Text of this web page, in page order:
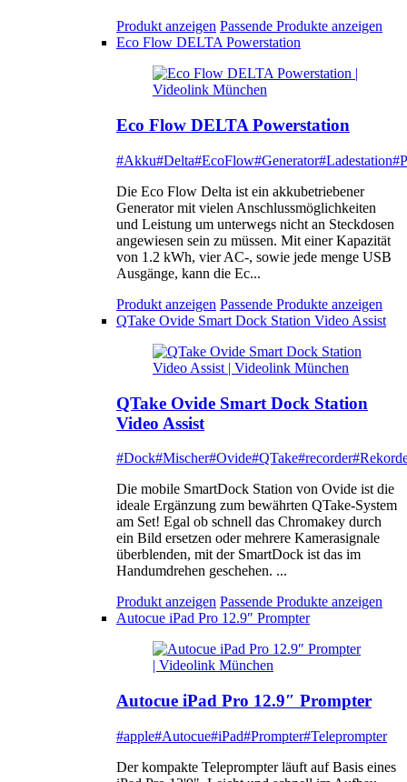
Produkt anzeigen Passende Produkte anzeigen
Eco Flow DELTA Powerstation
Eco Flow DELTA Powerstation
#Akku#Delta#EcoFlow#Generator#Ladestation
Die Eco Flow Delta ist ein akkubetriebener
Generator mit vielen Anschlussmöglichkeiten
und Leistung um unterwegs nicht an Steckdosen
angewiesen sein zu müssen. Mit einer Kapazität
von 1.2 kWh, vier AC-, sowie jede menge USB
Ausgänge, kann die Ec...
Produkt anzeigen Passende Produkte anzeigen
QTake Ovide Smart Dock Station Video Assist
QTake Ovide Smart Dock Station
Video Assist
#Dock#Mischer#Ovide#QTake#recorder
Die mobile SmartDock Station von Ovide ist die
ideale Ergänzung zum bewährten QTake-System
am Set! Egal ob schnell das Chromakey durch
ein Bild ersetzen oder mehrere Kamerasignale
überblenden, mit der SmartDock ist das im
Handumdrehen geschehen. ...
Produkt anzeigen Passende Produkte anzeigen
Autocue iPad Pro 12.9″ Prompter
Autocue iPad Pro 12.9″ Prompter
#apple#Autocue#iPad#Prompter#Teleprompter
Der kompakte Teleprompter läuft auf Basis eines